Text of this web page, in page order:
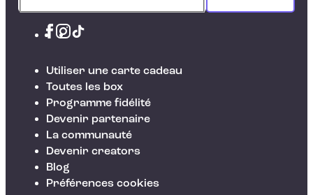
Utiliser une carte cadeau
Toutes les box
Programme fidélité
Devenir partenaire
La communauté
Devenir creators
Blog
Préférences cookies